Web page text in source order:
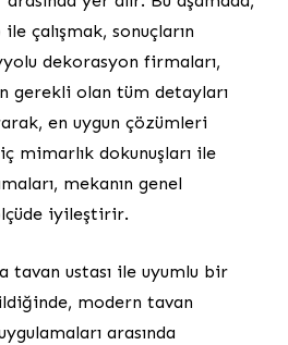
çalışmak, sonuçların
dekorasyon firmaları,
gerekli olan tüm detayları
en uygun çözümleri
mimarlık dokunuşları ile
mekanın genel
iyileştirir.
tavan ustası ile uyumlu bir
modern tavan
arasında